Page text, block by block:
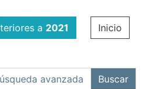
a 2021 Inicio